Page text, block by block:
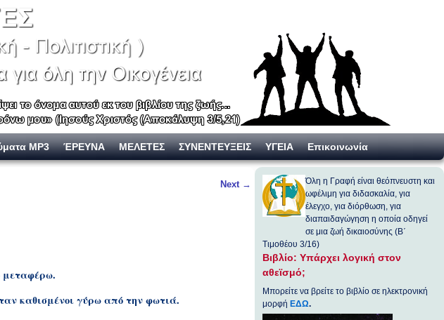
MP3 ΈΡΕΥΝΑ ΜΕΛΕΤΕΣ ΣΥΝΕΝΤΕΥΞΕΙΣ ΥΓΕΙΑ Επικοινωνία
Next →
μεταφέρω.
καθισμένοι γύρω από την φωτιά.
Όλη η Γραφή είναι θεόπνευστη και
ωφέλιμη για διδασκαλία, για
έλεγχο, για διόρθωση, για
διαπαιδαγώγηση η οποία οδηγεί
σε μια ζωή δικαιοσύνης (Β΄
Τιμοθέου 3/16)
Βιβλίο: Υπάρχει λογική στον
αθεϊσμό;
Μπορείτε να βρείτε το βιβλίο σε ηλεκτρονική
μορφή ΕΔΩ.